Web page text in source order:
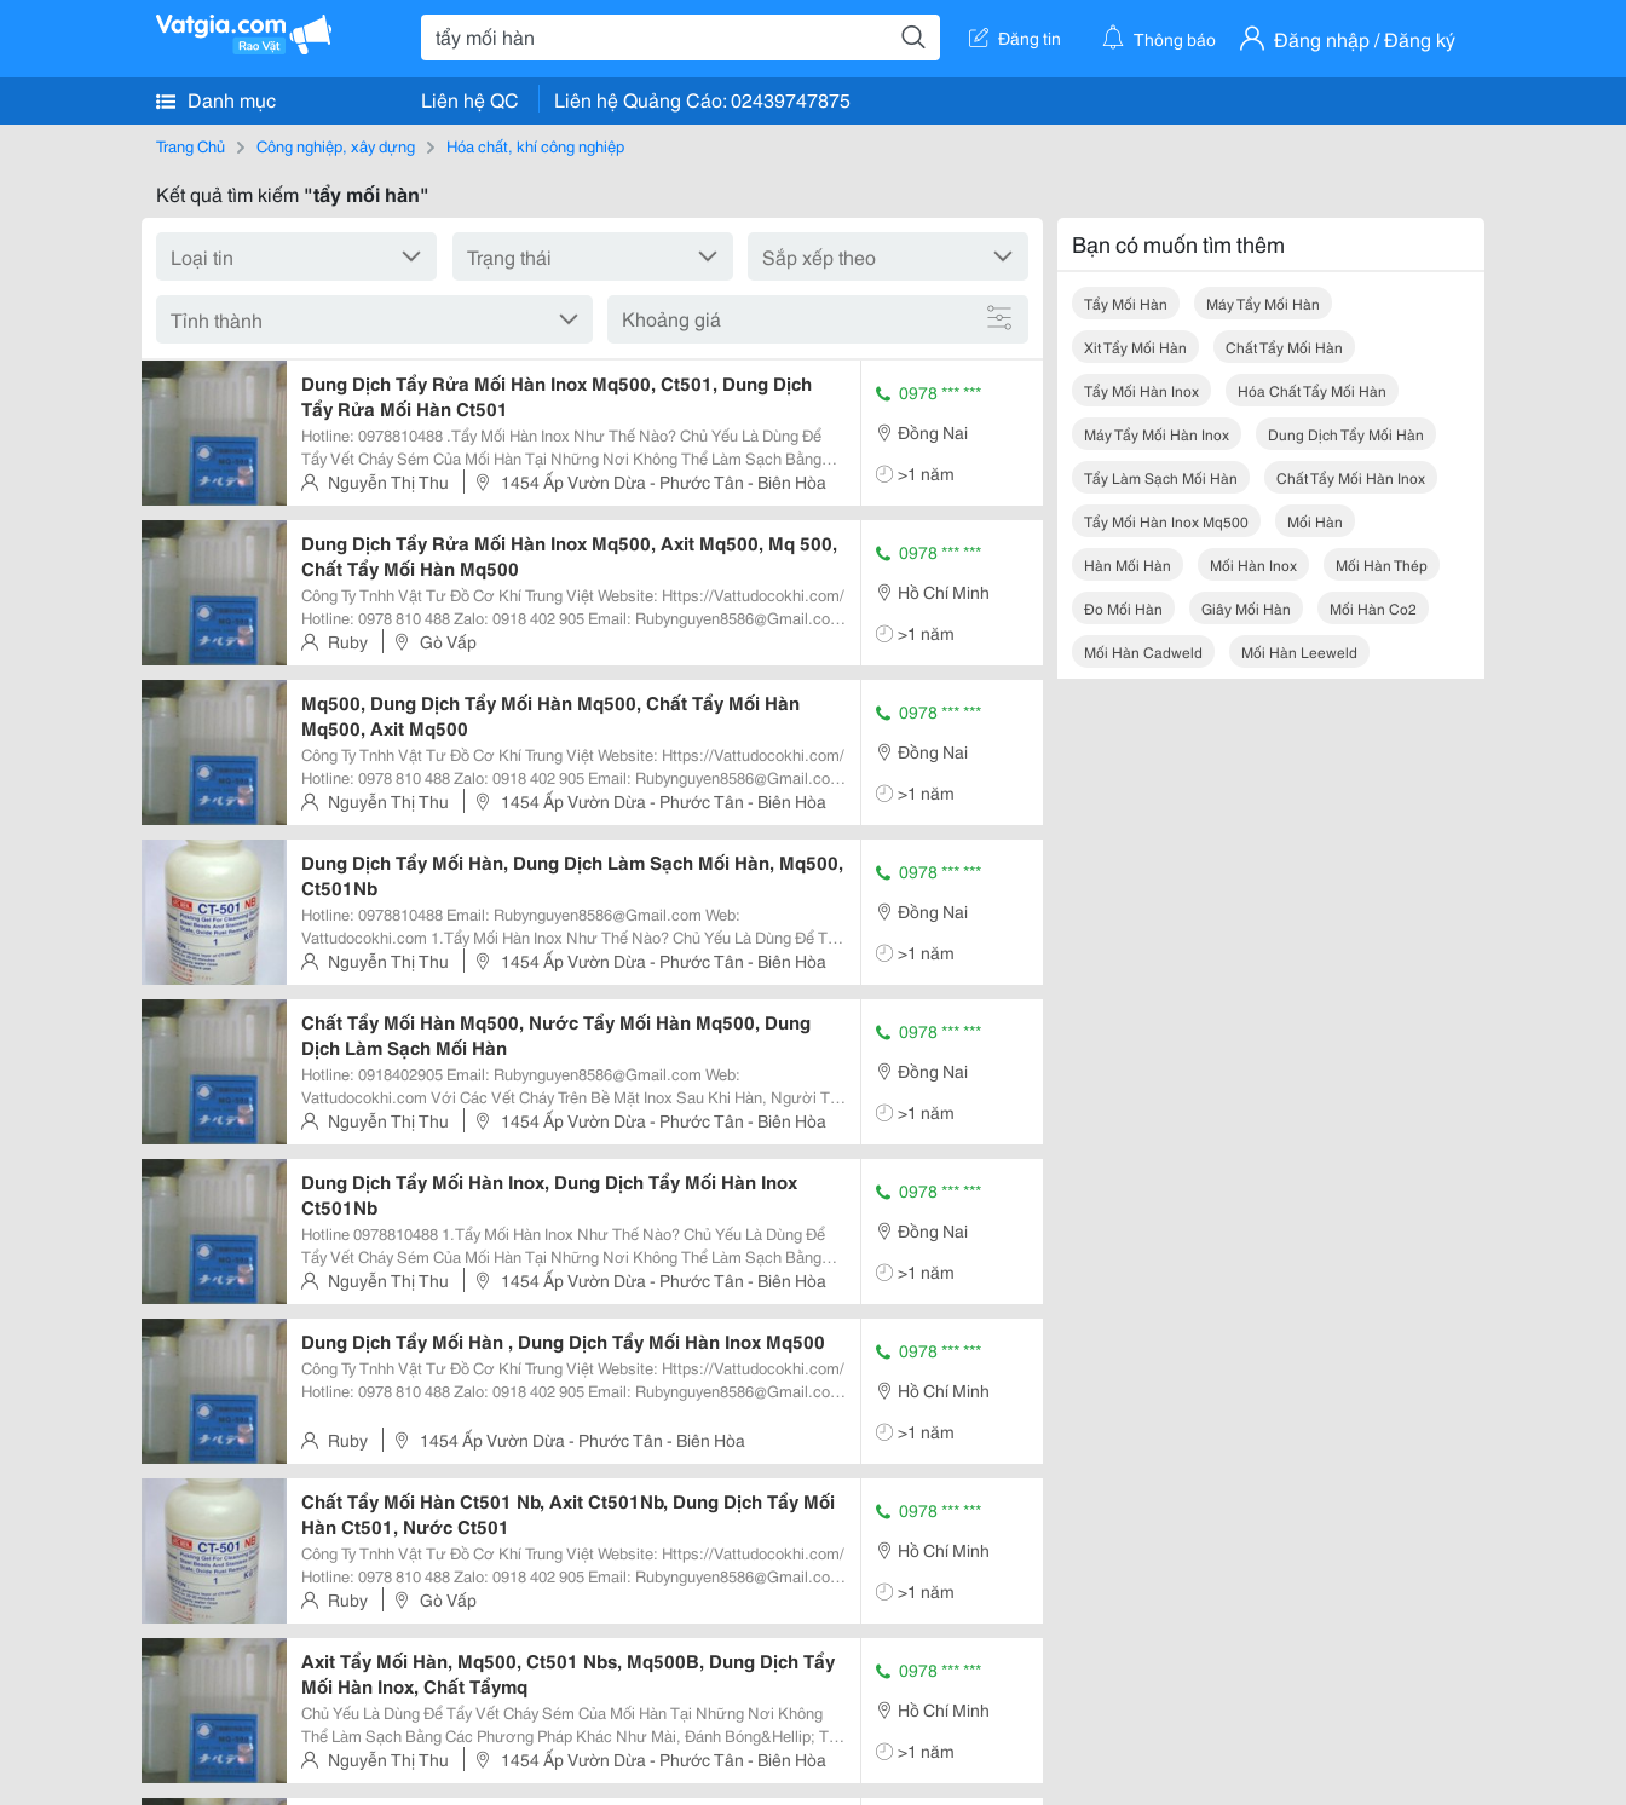
Đăng tin Thông báo Đăng nhập / Đăng ký
Danh mục Liên hệ QC Liên hệ Quảng Cáo: 02439747875
Trang Chủ Công nghiệp, xây dựng Hóa chất, khí công nghiệp
Kết quả tìm kiếm "tẩy mối hàn"
Khoảng giá
Dung Dịch Tẩy Rửa Mối Hàn Inox Mq500, Ct501, Dung Dịch
Tẩy Rửa Mối Hàn Ct501
Hotline: 0978810488 .Tẩy Mối Hàn Inox Như Thế Nào? Chủ Yếu Là Dùng Để
Tẩy Vết Cháy Sém Của Mối Hàn Tại Những Nơi Không Thể Làm Sạch Bằng
Các Phương Pháp Khác Như Mài, Đánh Bóng&Hellip; Tẩy Các Lớp Gỉ Sét Trên
Bề Mặt Inox. Sử Dụng Rất Đơn Giản, Dùng...
Nguyễn Thị Thu 1454 Ấp Vườn Dừa - Phước Tân - Biên Hòa
0978 *** ***
Đồng Nai
>1 năm
Dung Dịch Tẩy Rửa Mối Hàn Inox Mq500, Axit Mq500, Mq 500,
Chất Tẩy Mối Hàn Mq500
Công Ty Tnhh Vật Tư Đồ Cơ Khí Trung Việt Website: Https://Vattudocokhi.com/
Hotline: 0978 810 488 Zalo: 0918 402 905 Email: Rubynguyen8586@Gmail.com
Dung Dịch Tẩy Rửa Mối Hàn Inox Mq500, Hàng Có Sẵn.
Ruby Gò Vấp
0978 *** ***
Hồ Chí Minh
>1 năm
Mq500, Dung Dịch Tẩy Mối Hàn Mq500, Chất Tẩy Mối Hàn
Mq500, Axit Mq500
Công Ty Tnhh Vật Tư Đồ Cơ Khí Trung Việt Website: Https://Vattudocokhi.com/
Hotline: 0978 810 488 Zalo: 0918 402 905 Email: Rubynguyen8586@Gmail.com
Với Các Vết Cháy Trên Bề Mặt Inox Sau Khi Hàn, Người Ta Thường Dùng
Phương Pháp Đánh Bóng....
Nguyễn Thị Thu 1454 Ấp Vườn Dừa - Phước Tân - Biên Hòa
0978 *** ***
Đồng Nai
>1 năm
Dung Dịch Tẩy Mối Hàn, Dung Dịch Làm Sạch Mối Hàn, Mq500,
Ct501Nb
Hotline: 0978810488 Email: Rubynguyen8586@Gmail.com Web:
Vattudocokhi.com 1.Tẩy Mối Hàn Inox Như Thế Nào? Chủ Yếu Là Dùng Để Tẩy
Vết Cháy Sém Của Mối Hàn Tại Những Nơi Không Thể Làm Sạch Bằng Các
Phương Pháp Khác Như Mài, Đánh Bóng&Hellip;...
Nguyễn Thị Thu 1454 Ấp Vườn Dừa - Phước Tân - Biên Hòa
0978 *** ***
Đồng Nai
>1 năm
Chất Tẩy Mối Hàn Mq500, Nước Tẩy Mối Hàn Mq500, Dung
Dịch Làm Sạch Mối Hàn
Hotline: 0918402905 Email: Rubynguyen8586@Gmail.com Web:
Vattudocokhi.com Với Các Vết Cháy Trên Bề Mặt Inox Sau Khi Hàn, Người Ta
Thường Dùng Phương Pháp Đánh Bóng. Vậy Khi Nào Bạn Cần Áp Dụng Đến
Cách Tẩy Mối Hàn Inox Bằng Hóa Chất. A Xít...
Nguyễn Thị Thu 1454 Ấp Vườn Dừa - Phước Tân - Biên Hòa
0978 *** ***
Đồng Nai
>1 năm
Dung Dịch Tẩy Mối Hàn Inox, Dung Dịch Tẩy Mối Hàn Inox
Ct501Nb
Hotline 0978810488 1.Tẩy Mối Hàn Inox Như Thế Nào? Chủ Yếu Là Dùng Để
Tẩy Vết Cháy Sém Của Mối Hàn Tại Những Nơi Không Thể Làm Sạch Bằng
Các Phương Pháp Khác Như Mài, Đánh Bóng&Hellip; Tẩy Các Lớp Gỉ Sét Trên
Bề Mặt Inox. Sử Dụng Rất Đơn Giản,...
Nguyễn Thị Thu 1454 Ấp Vườn Dừa - Phước Tân - Biên Hòa
0978 *** ***
Đồng Nai
>1 năm
Dung Dịch Tẩy Mối Hàn , Dung Dịch Tẩy Mối Hàn Inox Mq500
Công Ty Tnhh Vật Tư Đồ Cơ Khí Trung Việt Website: Https://Vattudocokhi.com/
Hotline: 0978 810 488 Zalo: 0918 402 905 Email: Rubynguyen8586@Gmail.com
Ở Trên ! Rất Hân...
Ruby 1454 Ấp Vườn Dừa - Phước Tân - Biên Hòa
0978 *** ***
Hồ Chí Minh
>1 năm
Chất Tẩy Mối Hàn Ct501 Nb, Axit Ct501Nb, Dung Dịch Tẩy Mối
Hàn Ct501, Nước Ct501
Công Ty Tnhh Vật Tư Đồ Cơ Khí Trung Việt Website: Https://Vattudocokhi.com/
Hotline: 0978 810 488 Zalo: 0918 402 905 Email: Rubynguyen8586@Gmail.com
Dung Dịch Tẩy Mối Hàn Ct501Nb. Với Các Vết Cháy Trên Bề Mặt Inox Sau Khi
Hàn, Người...
Ruby Gò Vấp
0978 *** ***
Hồ Chí Minh
>1 năm
Axit Tẩy Mối Hàn, Mq500, Ct501 Nbs, Mq500B, Dung Dịch Tẩy
Mối Hàn Inox, Chất Tẩymq
Chủ Yếu Là Dùng Để Tẩy Vết Cháy Sém Của Mối Hàn Tại Những Nơi Không
Thể Làm Sạch Bằng Các Phương Pháp Khác Như Mài, Đánh Bóng&Hellip; Tẩy
Các Lớp Gỉ Sét Trên Bề Mặt Inox. Dùng Cho Các Loại Inox Sus 304,Sus
301,Sus 321,Sus 316,Sus 302,Sus 310S,Sus...
Nguyễn Thị Thu 1454 Ấp Vườn Dừa - Phước Tân - Biên Hòa
0978 *** ***
Hồ Chí Minh
>1 năm
Bạn có muốn tìm thêm
Tẩy Mối Hàn Máy Tẩy Mối Hàn
Xit Tẩy Mối Hàn Chất Tẩy Mối Hàn
Tẩy Mối Hàn Inox Hóa Chất Tẩy Mối Hàn
Máy Tẩy Mối Hàn Inox Dung Dịch Tẩy Mối Hàn
Tẩy Làm Sạch Mối Hàn Chất Tẩy Mối Hàn Inox
Tẩy Mối Hàn Inox Mq500 Mối Hàn
Hàn Mối Hàn Mối Hàn Inox Mối Hàn Thép
Đo Mối Hàn Giây Mối Hàn Mối Hàn Co2
Mối Hàn Cadweld Mối Hàn Leeweld